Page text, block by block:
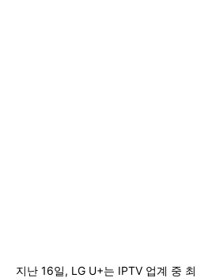
지난 16일, LG U+는 IPTV 업계 중